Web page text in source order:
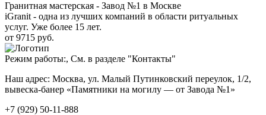
Гранитная мастерская - Завод №1 в Москве
iGranit - одна из лучших компаний в области ритуальных
услуг. Уже более 15 лет.
от 9715 руб.
Режим работы:, См. в разделе "Контакты"
Наш адрес: Москва, ул. Малый Путинковский переулок, 1/2,
вывеска-банер «Памятники на могилу — от Завода №1»
+7 (929) 50-11-888